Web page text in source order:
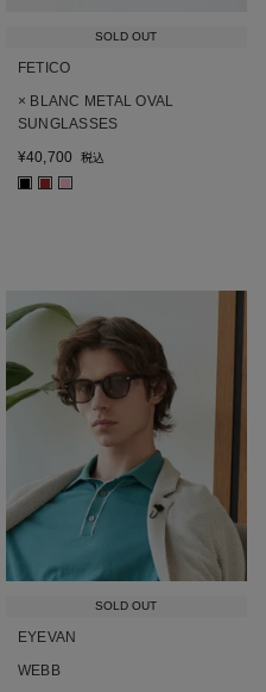
SOLD OUT
FETICO
× BLANC METAL OVAL
SUNGLASSES
¥40,700 税込
SOLD OUT
EYEVAN
WEBB